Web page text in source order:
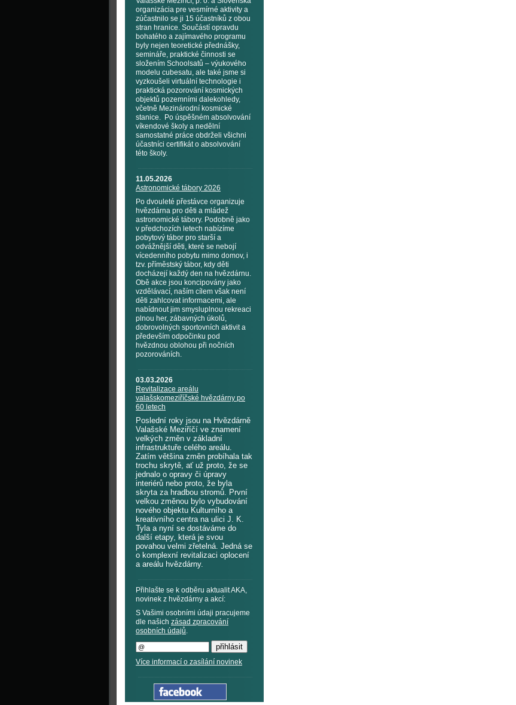
organizácia pre vesmírné aktivity a
zúčastnilo se ji 15 účastníků z obou
stran hranice. Součástí opravdu
bohatého a zajímavého programu
byly nejen teoretické přednášky,
semináře, praktické činnosti se
složením Schoolsatů – výukového
modelu cubesatu, ale také jsme si
vyzkoušeli virtuální technologie i
praktická pozorování kosmických
objektů pozemními dalekohledy,
včetně Mezinárodní kosmické
stanice. Po úspěšném absolvování
víkendové školy a nedělní
samostatné práce obdrželi všichni
účastníci certifikát o absolvování
této školy.
11.05.2026
Astronomické tábory 2026
Po dvouleté přestávce organizuje
hvězdárna pro děti a mládež
astronomické tábory. Podobně jako
v předchozích letech nabízíme
pobytový tábor pro starší a
odvážnější děti, které se nebojí
vícedenního pobytu mimo domov, i
tzv. příměstský tábor, kdy děti
docházejí každý den na hvězdárnu.
Obě akce jsou koncipovány jako
vzdělávací, naším cílem však není
děti zahlcovat informacemi, ale
nabídnout jim smysluplnou rekreaci
plnou her, zábavných úkolů,
dobrovolných sportovních aktivit a
především odpočinku pod
hvězdnou oblohou při nočních
pozorováních.
03.03.2026
Revitalizace areálu
valašskomeziříčské hvězdárny po
60 letech
Poslední roky jsou na Hvězdárně
Valašské Meziříčí ve znamení
velkých změn v základní
infrastruktuře celého areálu.
Zatím většina změn probíhala tak
trochu skrytě, ať už proto, že se
jednalo o opravy či úpravy
interiérů nebo proto, že byla
skryta za hradbou stromů. První
velkou změnou bylo vybudování
nového objektu Kulturního a
kreativního centra na ulici J. K.
Tyla a nyní se dostáváme do
další etapy, která je svou
povahou velmi zřetelná. Jedná se
o komplexní revitalizaci oplocení
a areálu hvězdárny.
Přihlašte se k odběru aktualit AKA,
novinek z hvězdárny a akcí:
S Vašimi osobními údaji pracujeme
dle našich zásad zpracování
osobních údajů.
Více informací o zasílání novinek